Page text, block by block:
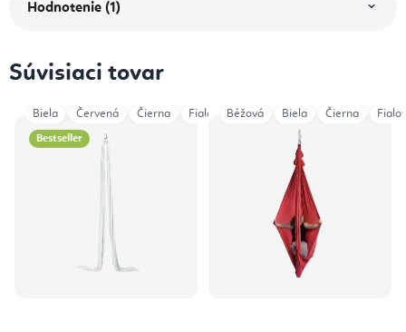
Hodnotenie (1)
Súvisiaci tovar
Bestseller
Biela Červená Čierna Fialová Magenta Modrá Navy
Béžová Biela Čierna